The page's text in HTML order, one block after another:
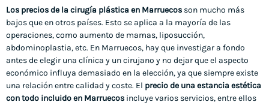
Los precios de la cirugía plástica en Marruecos son mucho más
bajos que en otros países. Esto se aplica a la mayoría de las
operaciones, como aumento de mamas, liposucción,
abdominoplastia, etc. En Marruecos, hay que investigar a fondo
antes de elegir una clínica y un cirujano y no dejar que el aspecto
económico influya demasiado en la elección, ya que siempre existe
una relación entre calidad y coste. El precio de una estancia estética
con todo incluido en Marruecos incluye varios servicios, entre ellos